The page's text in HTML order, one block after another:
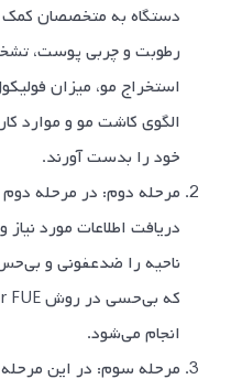
دستگاه به متخصصان
رطوبت و چربی پوست،
استخراج مو، میزان
الگوی کاشت مو و موارد
خود را بدست آورند.
مرحله دوم: در مرحله
دریافت اطلاعات مورد
ناحیه را ضدعفونی و
انجام می‌شود.
مرحله سوم: در این